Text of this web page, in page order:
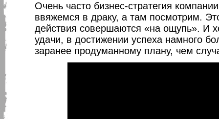
Очень часто бизнес-стратегия
ввяжемся в драку, а там посмотрим.
действия совершаются «на ощупь». И
удачи, в достижении успеха намного
заранее продуманному плану, чем